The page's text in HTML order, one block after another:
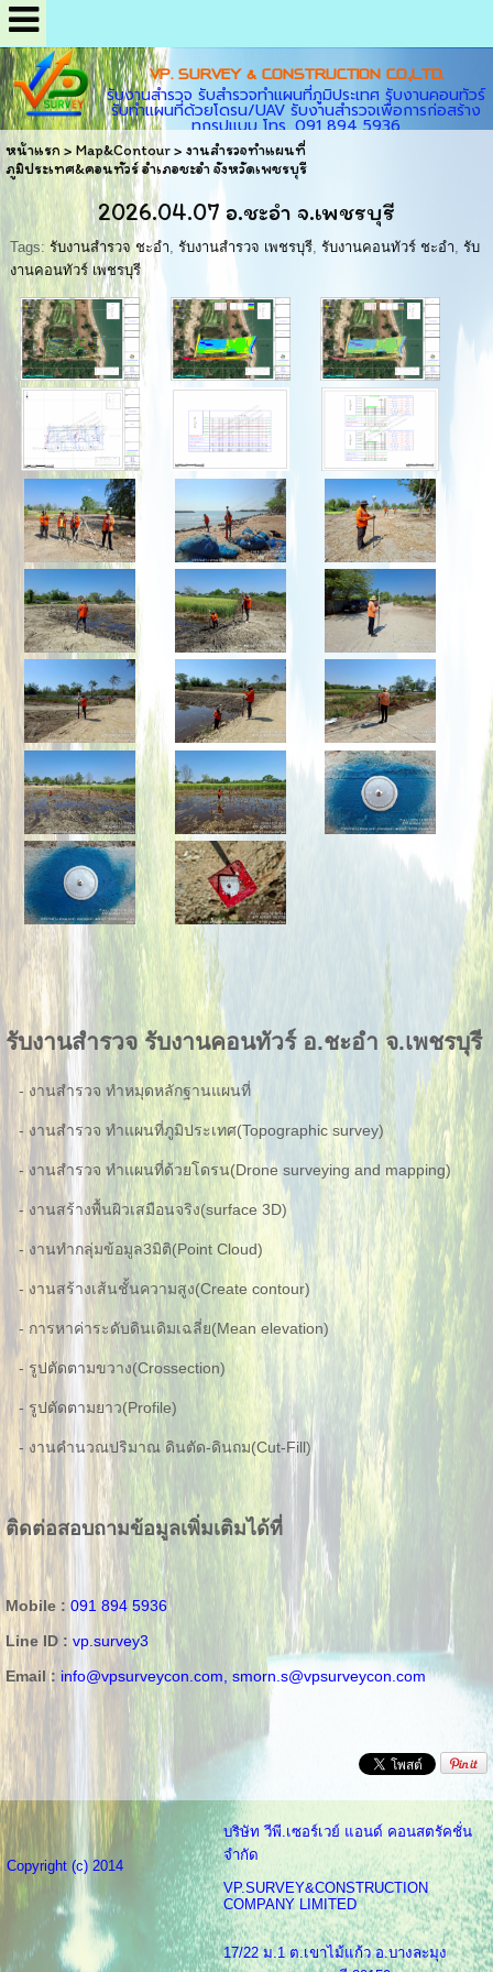
VP. SURVEY & CONSTRUCTION CO.,LTD.
รับงานสำรวจ รับสำรวจทำแผนที่ภูมิประเทศ รับงานคอนทัวร์
รับทำแผนที่ด้วยโดรน/UAV รับงานสำรวจเพื่อการก่อสร้าง
ทุกรูปแบบ โทร. 091 894 5936
หน้าแรก > Map&Contour> งานสำรวจทำแผนที่
ภูมิประเทศ&คอนทัวร์ อำเภอชะอำ จังหวัดเพชรบุรี
2026.04.07 อ.ชะอำ จ.เพชรบุรี
Tags: รับงานสำรวจ ชะอำ, รับงานสำรวจ เพชรบุรี, รับงานคอนทัวร์ ชะอำ, รับ
งานคอนทัวร์ เพชรบุรี
รับงานสำรวจ รับงานคอนทัวร์ อ.ชะอำ จ.เพชรบุรี
- งานสำรวจ ทำหมุดหลักฐานแผนที่
- งานสำรวจ ทำแผนที่ภูมิประเทศ(Topographic survey)
- งานสำรวจ ทำแผนที่ด้วยโดรน(Drone surveying and mapping)
- งานสร้างพื้นผิวเสมือนจริง(surface 3D)
- งานทำกลุ่มข้อมูล3มิติ(Point Cloud)
- งานสร้างเส้นชั้นความสูง(Create contour)
- การหาค่าระดับดินเดิมเฉลี่ย(Mean elevation)
- รูปตัดตามขวาง(Crossection)
- รูปตัดตามยาว(Profile)
- งานคำนวณปริมาณ ดินตัด-ดินถม(Cut-Fill)
ติดต่อสอบถามข้อมูลเพิ่มเติมได้ที่
Mobile : 091 894 5936
Line ID : vp.survey3
Email : info@vpsurveycon.com, smorn.s@vpsurveycon.com
Copyright (c) 2014
บริษัท วีพี.เซอร์เวย์ แอนด์ คอนสตรัคชั่น
จำกัด
VP.SURVEY&CONSTRUCTION
COMPANY LIMITED
17/22 ม.1 ต.เขาไม้แก้ว อ.บางละมุง